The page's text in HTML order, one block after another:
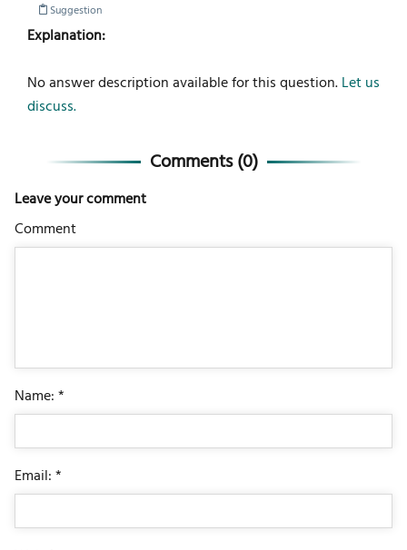
Suggestion
Explanation:
No answer description available for this question. Let us
discuss.
Comments (0)
Leave your comment
Comment
Name: *
Email: *